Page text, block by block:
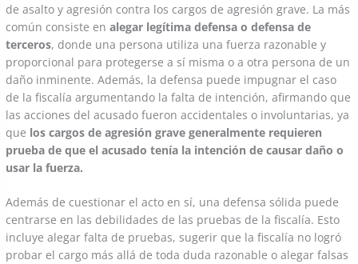
de asalto y agresión contra los cargos de agresión grave. La más
común consiste enalegar legítima defensa o defensa de
terceros, donde una persona utiliza una fuerza razonable y
proporcional para protegerse a sí misma o a otra persona de un
daño inminente. Además, la defensa puede impugnar el caso
de la fiscalía argumentando la falta de intención, afirmando que
las acciones del acusado fueron accidentales o involuntarias, ya
que los cargos de agresión grave generalmente requieren
prueba de que el acusado tenía la intención de causar daño o
usar la fuerza.
Además de cuestionar el acto en sí, una defensa sólida puede
centrarse en las debilidades de las pruebas de la fiscalía. Esto
incluye alegar falta de pruebas, sugerir que la fiscalía no logró
probar el cargo más allá de toda duda razonable o alegar falsas